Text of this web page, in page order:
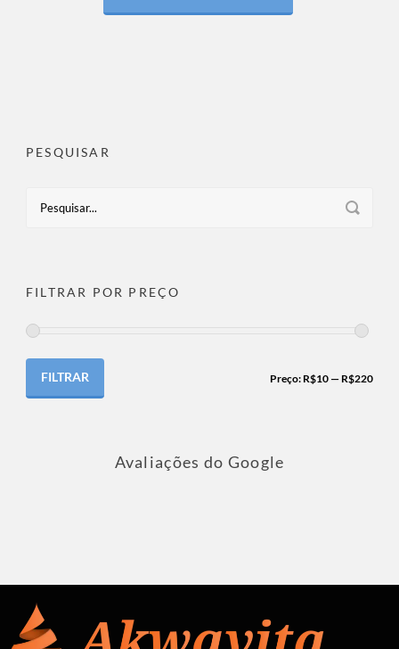
PESQUISAR
FILTRAR POR PREÇO
FILTRAR Preço: R$10 — R$220
Avaliações do Google